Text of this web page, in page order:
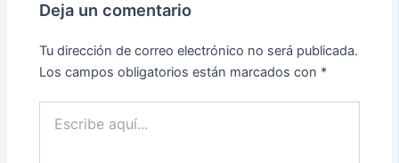
Deja un comentario
Tu dirección de correo electrónico no será publicada.
Los campos obligatorios están marcados con *
aquí...